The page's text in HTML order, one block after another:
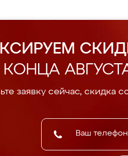
заявку сейчас, скидка